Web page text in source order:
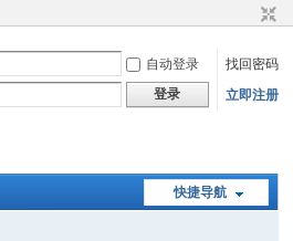
自动登录
找回密码
登录 立即注册
快捷导航